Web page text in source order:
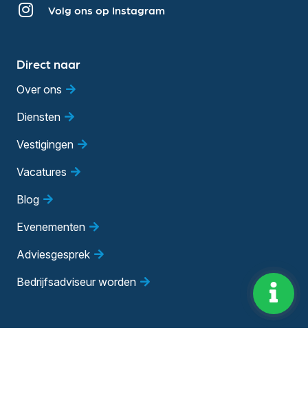
Volg ons op Instagram
Direct naar
Over ons
Diensten
Vestigingen
Vacatures
Blog
Evenementen
Adviesgesprek
Bedrijfsadviseur worden